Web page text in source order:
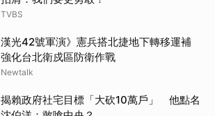
TVBS
漢光42號軍演》憲兵搭北捷地下轉移運補
強化台北衛戍區防衛作戰
Newtalk
揭賴政府社宅目標「大砍10萬戶」 他點名